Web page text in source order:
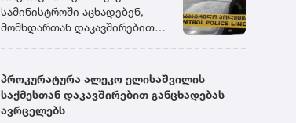
მუხლის მე-2 ნაწილით
წარედგინება, რაც ოთხიდან
ითვალისწინებს.პროკურატურა
დაკავებულისათვის აღკვეთის
ღონისძიების შეფარდების
შუამდგომლობით
სამინისტროში აცხადებენ,
მომხდართან დაკავშირებით
მუხლით მიმდინარეობს, რაც
განზრახ მკვლელობას
გულისხმობს.
პროკურატურა ალეკო ელისაშვილის
საქმესთან დაკავშირებით განცხადებას
ავრცელებს